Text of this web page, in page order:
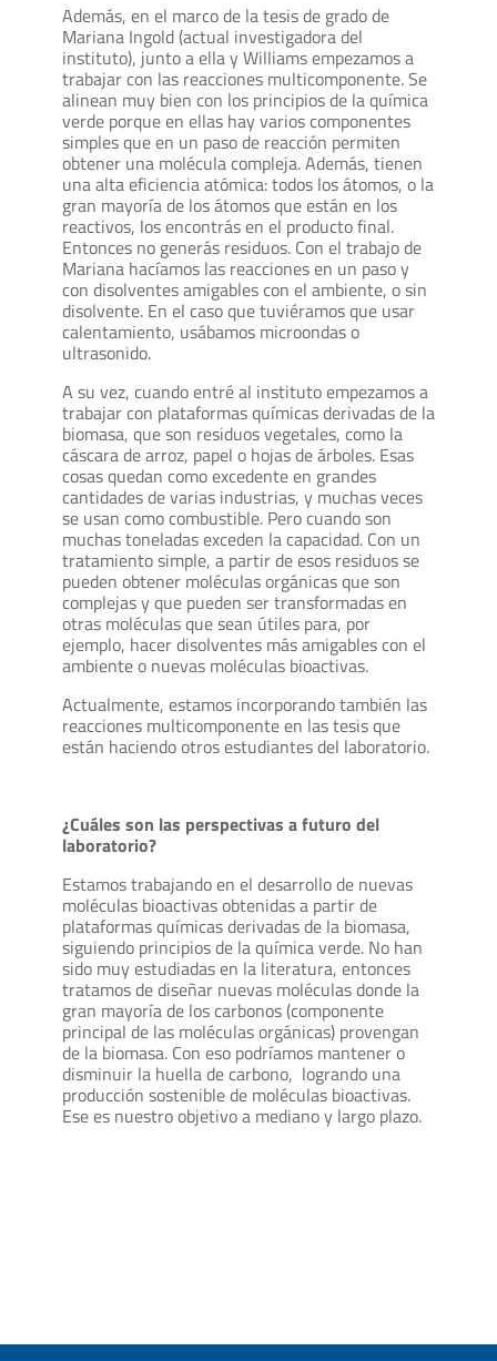
Además, en el marco de la tesis de grado de
Mariana Ingold (actual investigadora del
instituto), junto a ella y Williams empezamos a
trabajar con las reacciones multicomponente. Se
alinean muy bien con los principios de la química
verde porque en ellas hay varios componentes
simples que en un paso de reacción permiten
obtener una molécula compleja. Además, tienen
una alta eficiencia atómica: todos los átomos, o la
gran mayoría de los átomos que están en los
reactivos, los encontrás en el producto final.
Entonces no generás residuos. Con el trabajo de
Mariana hacíamos las reacciones en un paso y
con disolventes amigables con el ambiente, o sin
disolvente. En el caso que tuviéramos que usar
calentamiento, usábamos microondas o
ultrasonido.
A su vez, cuando entré al instituto empezamos a
trabajar con plataformas químicas derivadas de la
biomasa, que son residuos vegetales, como la
cáscara de arroz, papel o hojas de árboles. Esas
cosas quedan como excedente en grandes
cantidades de varias industrias, y muchas veces
se usan como combustible. Pero cuando son
muchas toneladas exceden la capacidad. Con un
tratamiento simple, a partir de esos residuos se
pueden obtener moléculas orgánicas que son
complejas y que pueden ser transformadas en
otras moléculas que sean útiles para, por
ejemplo, hacer disolventes más amigables con el
ambiente o nuevas moléculas bioactivas.
Actualmente, estamos incorporando también las
reacciones multicomponente en las tesis que
están haciendo otros estudiantes del laboratorio.
¿Cuáles son las perspectivas a futuro del
laboratorio?
Estamos trabajando en el desarrollo de nuevas
moléculas bioactivas obtenidas a partir de
plataformas químicas derivadas de la biomasa,
siguiendo principios de la química verde. No han
sido muy estudiadas en la literatura, entonces
tratamos de diseñar nuevas moléculas donde la
gran mayoría de los carbonos (componente
principal de las moléculas orgánicas) provengan
de la biomasa. Con eso podríamos mantener o
disminuir la huella de carbono, logrando una
producción sostenible de moléculas bioactivas.
Ese es nuestro objetivo a mediano y largo plazo.